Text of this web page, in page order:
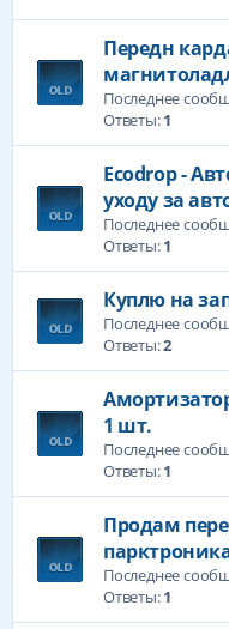
Передн
Последнее
Ответы:1
Ecodrop -
уходу за
Последнее
Ответы:1
Куплю на
Последнее
Ответы:2
1 шт.
Последнее
Ответы:1
Продам
Последнее
Ответы:1